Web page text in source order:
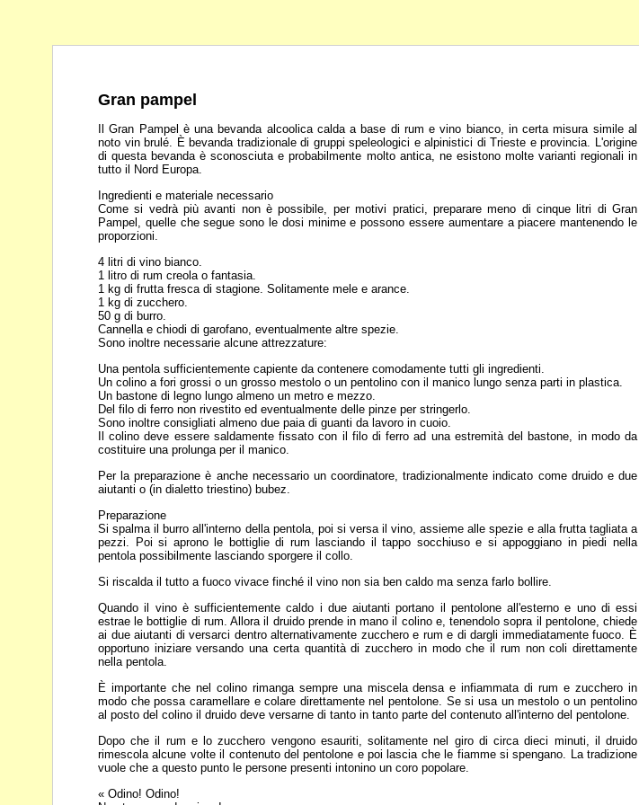
Gran pampel
Il Gran Pampel è una bevanda alcoolica calda a base di rum e vino bianco, incerta misura simile al
noto vin brulé. È bevanda tradizionale di gruppi speleologici e alpinistici di Trieste e provincia. L'origine
diquesta bevanda è sconosciuta e probabilmente molto antica, ne esistono molte varianti regionali in
tutto il Nord Europa.
Ingredienti e materiale necessario
Come si vedrà più avanti non è possibile, per motivi pratici, preparare meno di cinque litri di Gran
Pampel, quelle che segue sono le dosi minime epossono essere aumentare a piacere mantenendo le
proporzioni.
4 litri di vino bianco.
1 litro di rum creola o fantasia.
1 kg di frutta fresca di stagione. Solitamente mele e arance.
1 kg di zucchero.
50 g di burro.
Cannella e chiodi di garofano, eventualmente altre spezie.
Sono inoltre necessarie alcune attrezzature:
Una pentola sufficientemente capiente da contenere comodamente tutti gli ingredienti.
Un colino a fori grossi o un grosso mestolo o un pentolino con il manico lungo senza parti in plastica.
Un bastone di legno lungo almeno un metro e mezzo.
Del filo di ferro non rivestito ed eventualmente delle pinze per stringerlo.
Sono inoltre consigliati almeno due paia di guanti da lavoro in cuoio.
Il colino deve essere saldamente fissato con il filo di ferro ad una estremità del
bastone, in modo da
costituire una prolunga per il manico.
Per la preparazione è anche necessario un coordinatore, tradizionalmente indicato come druido e due
aiutanti o (in dialetto triestino) bubez.
Preparazione
Si spalma il burro all'interno della pentola, poi si versa il vino, assieme alle spezie e alla frutta tagliata a
pezzi. Poi si aprono le bottiglie di rum
lasciando il tappo socchiuso e si appoggiano in piedi nella
pentola possibilmente lasciando sporgere il collo.
Si riscalda il tutto a fuoco vivace finché il vino non sia ben caldo ma senza farlo bollire.
Quando il vino è sufficientemente caldo i due aiutanti portano il pentolone all'esterno e uno di essi
estrae le bottiglie di rum. Allora il druido prende in mano il colino e, tenendolo sopra il pentolone, chiede
ai due aiutanti di versarci dentro alternativamente zucchero e rum e didargli immediatamente fuoco. È
opportuno iniziare versando una certa quantità di zucchero in modo che il rum non coli direttamente
nella pentola.
È importante che nel colino rimanga sempre una miscela densa e infiammata dirum e zucchero in
modo che possa caramellare e colare direttamente nel pentolone. Se si usa un mestolo o un pentolino
al posto del colino il druido deve versarne di tanto in tanto parte del contenuto all'interno del pentolone.
Dopo che il rum e lo zucchero vengono esauriti, solitamente nel giro di circa dieci minuti, il druido
rimescola alcune volte il contenuto del pentolone e poi lascia che le fiamme si spengano. La tradizione
vuole che a questo punto le persone presenti intonino un coro popolare.
« Odino! Odino!